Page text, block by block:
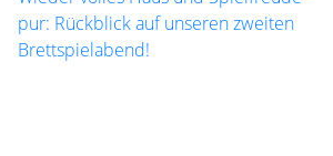
pur: Rückblick auf unseren zweiten
Brettspielabend!